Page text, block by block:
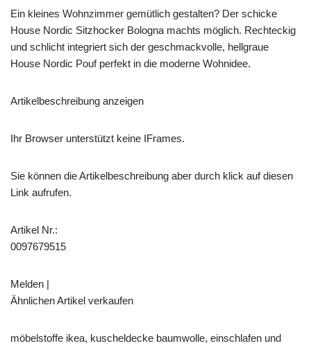
Ein kleines Wohnzimmer gemütlich gestalten? Der schicke
House Nordic Sitzhocker Bologna machts möglich. Rechteckig
und schlicht integriert sich der geschmackvolle, hellgraue
House Nordic Pouf perfekt in die moderne Wohnidee.
Artikelbeschreibung anzeigen
Ihr Browser unterstützt keine IFrames.
Sie können die Artikelbeschreibung aber durch klick auf diesen
Link aufrufen.
Artikel Nr.:
0097679515
Melden |
Ähnlichen Artikel verkaufen
möbelstoffe ikea, kuscheldecke baumwolle, einschlafen und